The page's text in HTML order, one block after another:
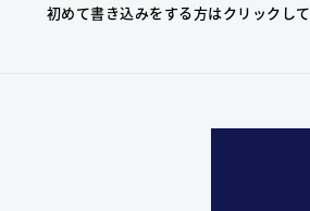
初めて書き込みをする方はクリックして